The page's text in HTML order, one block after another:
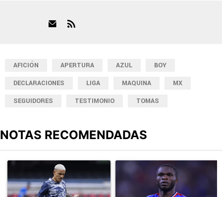
AFICIÓN APERTURA AZUL
BOY
DECLARACIONES
LIGA MAQUINA
MX
SEGUIDORES
TESTIMONIO TOMAS
NOTAS RECOMENDADAS
Un artículo de tendencia con el título "Revelan un detalle clave
Un artículo de tendencia con